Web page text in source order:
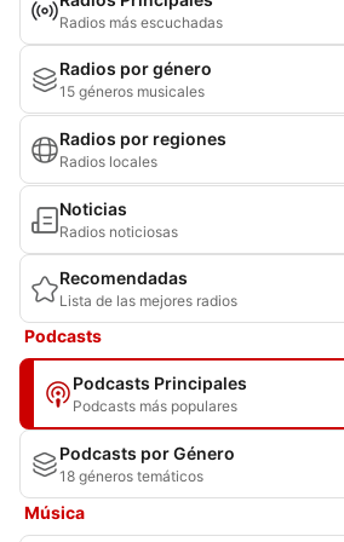
Radios más escuchadas
Radios por género
15 géneros musicales
Radios por regiones
Radios locales
Noticias
Radios noticiosas
Recomendadas
Lista de las mejores radios
Podcasts
Podcasts Principales
Podcasts más populares
Podcasts por Género
18 géneros temáticos
Música